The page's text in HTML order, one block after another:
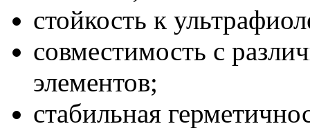
стойкость к
совместимость с
элементов;
стабильная